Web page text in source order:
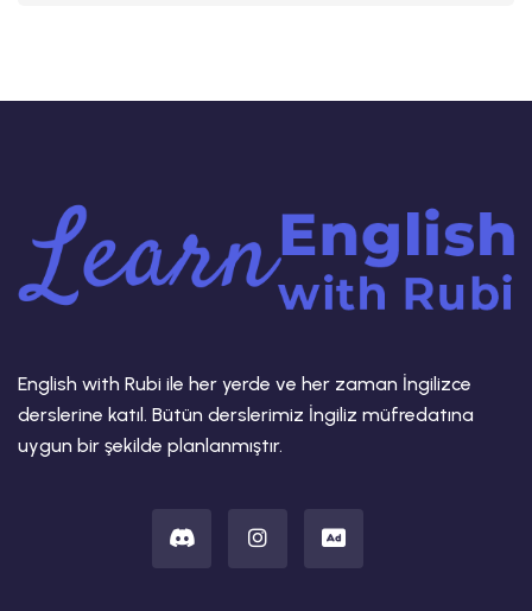
English with Rubi ile her yerde ve her zaman İngilizce
derslerine katıl. Bütün derslerimiz İngiliz müfredatına
uygun bir şekilde planlanmıştır.